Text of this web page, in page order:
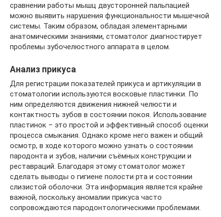
сравнении работы мышц двусторонней пальпацией
можно выявить нарушения функциональности мышечной
системы. Таким образом, обладая элементарными
анатомическими знаниями, стоматолог диагностирует
проблемы зубочелюстного аппарата в целом.
Анализ прикуса
Для регистрации показателей прикуса и артикуляции в
стоматологии используются восковые пластинки. По
ним определяются движения нижней челюсти и
контактность зубов в состоянии покоя. Использование
пластинок – это простой и эффективный способ оценки
процесса смыкания. Однако кроме него важен и общий
осмотр, в ходе которого можно узнать о состоянии
пародонта и зубов, наличии съёмных конструкции и
реставраций. Благодаря этому стоматолог может
сделать выводы о гигиене полости рта и состоянии
слизистой оболочки. Эта информация является крайне
важной, поскольку аномалии прикуса часто
сопровождаются пародонтологическими проблемами.